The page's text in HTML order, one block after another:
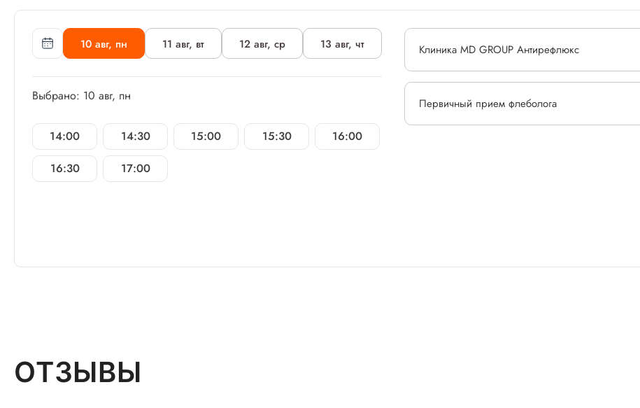
10 авг, пн 11 авг, вт 12 авг, ср 13 авг, чт
Выбрано: 10 авг, пн
14:00 14:30 15:00 15:30
16:00
16:30
17:00
Клиника MD GROUP Антирефлюкс
Первичный прием флеболога
ОТЗЫВЫ